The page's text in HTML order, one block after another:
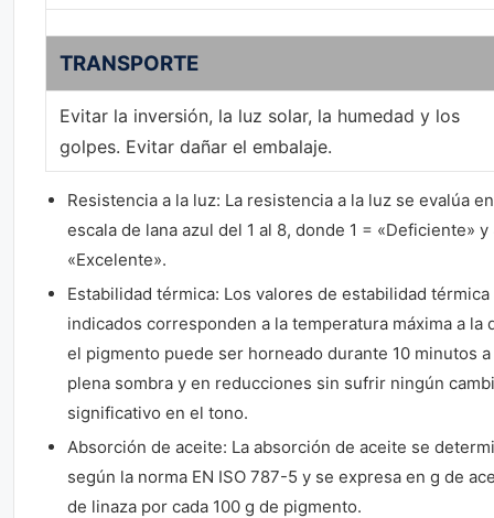
TRANSPORTE
Evitar la inversión, la luz solar, la humedad y los
golpes. Evitar dañar el embalaje.
Resistencia a la luz: La resistencia a la luz se evalúa
escala de lana azul del 1 al 8, donde 1 = «Deficiente» y
«Excelente».
Estabilidad térmica: Los valores de estabilidad térmica
indicados corresponden a la temperatura máxima a la
el pigmento puede ser horneado durante 10 minutos a
plena sombra y en reducciones sin sufrir ningún
significativo en el tono.
Absorción de aceite: La absorción de aceite se
según la norma EN ISO 787-5 y se expresa en g de
de linaza por cada 100 g de pigmento.